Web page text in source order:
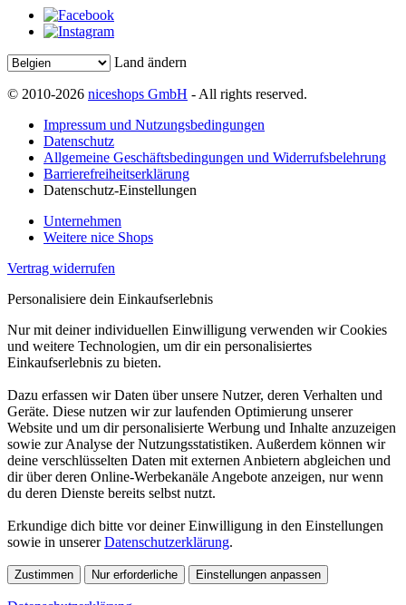
Land ändern
© 2010-2026 niceshops GmbH - All rights reserved.
Impressum und Nutzungsbedingungen
Datenschutz
Allgemeine Geschäftsbedingungen und Widerrufsbelehrung
Barrierefreiheitserklärung
Datenschutz-Einstellungen
Unternehmen
Weitere nice Shops
Vertrag widerrufen
Personalisiere dein Einkaufserlebnis
Nur mit deiner individuellen Einwilligung verwenden wir Cookies
und weitere Technologien, um dir ein personalisiertes
Einkaufserlebnis zu bieten.
Dazu erfassen wir Daten über unsere Nutzer, deren Verhalten und
Geräte. Diese nutzen wir zur laufenden Optimierung unserer
Website und um dir personalisierte Werbung und Inhalte anzuzeigen
sowie zur Analyse der Nutzungsstatistiken. Außerdem können wir
deine verschlüsselten Daten mit externen Anbietern abgleichen und
dir über deren Online-Werbekanäle Angebote anzeigen, nur wenn
du deren Dienste bereits selbst nutzt.
Erkundige dich bitte vor deiner Einwilligung in den Einstellungen
sowie in unsererDatenschutzerklärung.
Zustimmen Nur erforderliche Einstellungen anpassen